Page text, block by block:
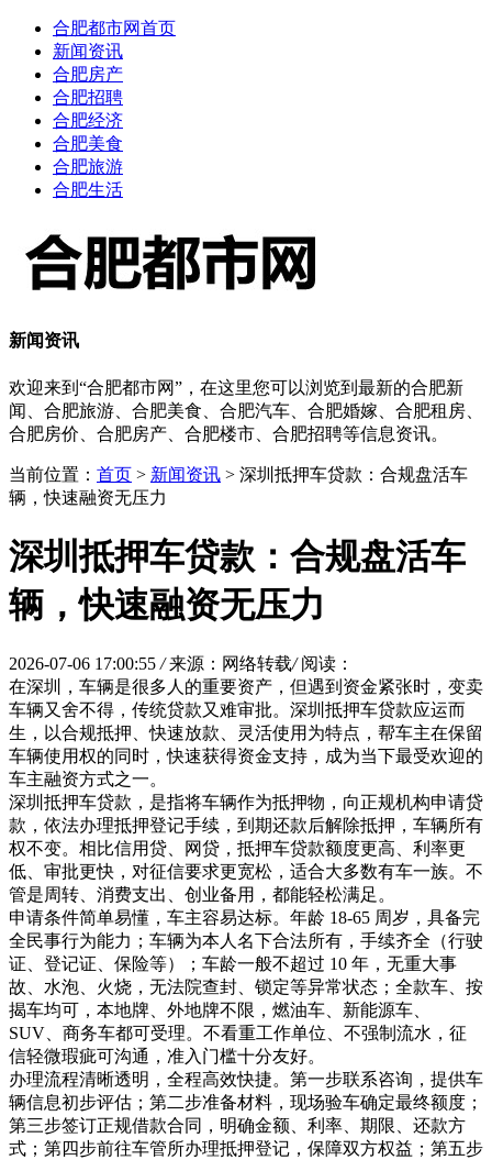
合肥都市网首页
新闻资讯
合肥房产
合肥招聘
合肥经济
合肥美食
合肥旅游
合肥生活
新闻资讯
欢迎来到“合肥都市网”，在这里您可以浏览到最新的合肥新
闻、合肥旅游、合肥美食、合肥汽车、合肥婚嫁、合肥租房、
合肥房价、合肥房产、合肥楼市、合肥招聘等信息资讯。
当前位置： 首页 > 新闻资讯 > 深圳抵押车贷款：合规盘活车
辆，快速融资无压力
深圳抵押车贷款：合规盘活车
辆，快速融资无压力
2026-07-06 17:00:55/ 来源：网络转载/ 阅读：
在深圳，车辆是很多人的重要资产，但遇到资金紧张时，变卖
车辆又舍不得，传统贷款又难审批。深圳抵押车贷款应运而
生，以合规抵押、快速放款、灵活使用为特点，帮车主在保留
车辆使用权的同时，快速获得资金支持，成为当下最受欢迎的
车主融资方式之一。
深圳抵押车贷款，是指将车辆作为抵押物，向正规机构申请贷
款，依法办理抵押登记手续，到期还款后解除抵押，车辆所有
权不变。相比信用贷、网贷，抵押车贷款额度更高、利率更
低、审批更快，对征信要求更宽松，适合大多数有车一族。不
管是周转、消费支出、创业备用，都能轻松满足。
申请条件简单易懂，车主容易达标。年龄 18-65 周岁，具备完
全民事行为能力；车辆为本人名下合法所有，手续齐全（行驶
证、登记证、保险等）；车龄一般不超过 10 年，无重大事
故、水泡、火烧，无法院查封、锁定等异常状态；全款车、按
揭车均可，本地牌、外地牌不限，燃油车、新能源车、
SUV、商务车都可受理。不看重工作单位、不强制流水，征
信轻微瑕疵可沟通，准入门槛十分友好。
办理流程清晰透明，全程高效快捷。第一步联系咨询，提供车
辆信息初步评估；第二步准备材料，现场验车确定最终额度；
第三步签订正规借款合同，明确金额、利率、期限、还款方
式；第四步前往车管所办理抵押登记，保障双方权益；第五步